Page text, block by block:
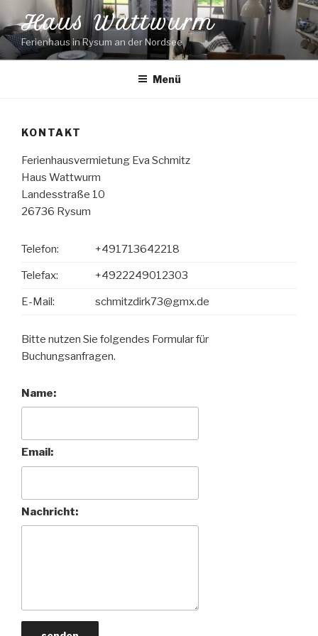
Inhalt
springen
Haus Wattwurm
Ferienhaus in Rysum an der Nordsee
Menü
KONTAKT
Ferienhausvermietung Eva Schmitz
Haus Wattwurm
Landesstraße 10
26736 Rysum
Telefon: +491713642218
Telefax: +4922249012303
E-Mail: schmitzdirk73@gmx.de
Bitte nutzen Sie folgendes Formular für
Buchungsanfragen.
Name:
Email:
Nachricht: